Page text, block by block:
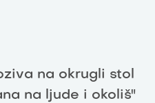
na okrugli stol
na ljude i okoliš"